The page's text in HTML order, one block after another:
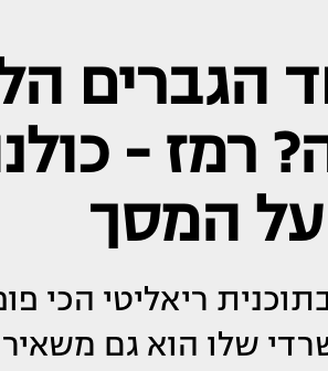
הגברים
רמז -
המסך
בתוכנית ריאליטי הכי
שלו הוא גם